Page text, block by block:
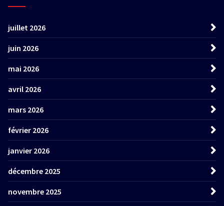
juillet 2026
juin 2026
mai 2026
avril 2026
mars 2026
février 2026
janvier 2026
décembre 2025
novembre 2025